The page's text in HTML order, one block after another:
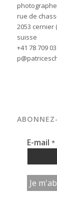
rue de
2053 cernier
suisse
+41 78 709
E-mail *